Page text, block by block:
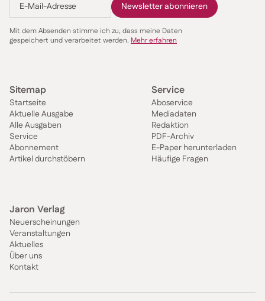
Mit dem Absenden stimme ich zu, dass meine Daten
gespeichert und verarbeitet werden. Mehr erfahren
Sitemap
Startseite
Aktuelle Ausgabe
Alle Ausgaben
Service
Abonnement
Artikel durchstöbern
Service
Aboservice
Mediadaten
Redaktion
PDF-Archiv
E-Paper herunterladen
Häufige Fragen
Jaron Verlag
Neuerscheinungen
Veranstaltungen
Aktuelles
Über uns
Kontakt